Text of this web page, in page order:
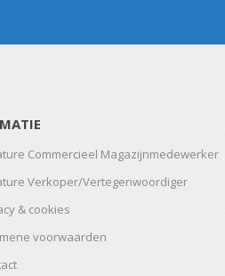
Commercieel Magazijnmedewerker
Verkoper/Vertegenwoordiger
& cookies
voorwaarden